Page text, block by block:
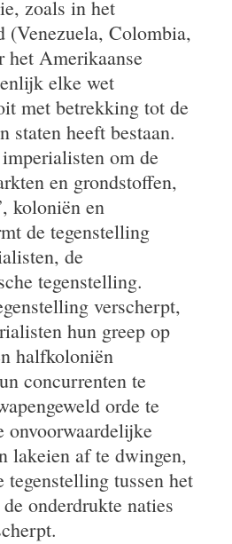
zoals in het
(Venezuela, Colombia,
het Amerikaanse
elke wet
met betrekking tot de
staten heeft bestaan.
om de
en grondstoffen,
koloniën en
de tegenstelling
de
tegenstelling.
verscherpt,
hun greep op
halfkoloniën
concurrenten te
orde te
onvoorwaardelijke
lakeien af te dwingen,
tegenstelling tussen het
onderdrukte naties